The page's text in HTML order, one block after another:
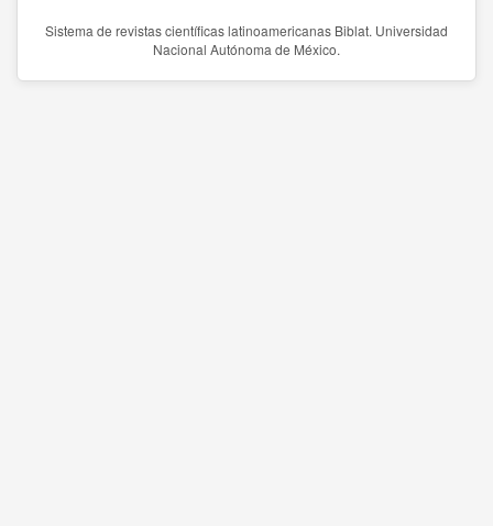
Sistema de revistas científicas latinoamericanas Biblat. Universidad
Nacional Autónoma de México.